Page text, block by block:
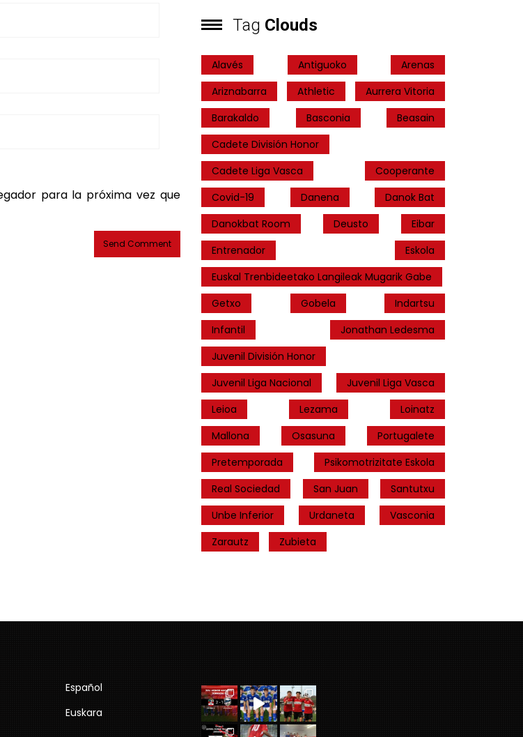
para la próxima vez que
Tag Clouds
Alavés Antiguoko
Arenas
Ariznabarra
Athletic
Aurrera Vitoria
Barakaldo
Basconia
Beasain
Cadete División Honor
Cadete Liga Vasca
Cooperante
Covid-19
Danena
Danok Bat
Danokbat Room
Deusto
Eibar
Entrenador
Eskola
Euskal Trenbideetako Langileak Mugarik Gabe
Getxo
Gobela
Indartsu
Infantil
Jonathan Ledesma
Juvenil División Honor
Juvenil Liga Nacional
Juvenil Liga Vasca
Leioa
Lezama
Loinatz
Mallona
Osasuna
Portugalete
Pretemporada
Psikomotrizitate Eskola
Real Sociedad
San Juan
Santutxu
Unbe Inferior
Urdaneta
Vasconia
Zarautz
Zubieta
Español
Euskara